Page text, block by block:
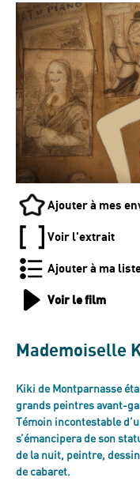
Ajouter à mes
Voir l'extrait
Ajouter à ma
Voir le film
Mademoiselle
Kiki de Montparnasse
grands peintres avant-
Témoin incontestable
s’émancipera de son
de la nuit, peintre,
de cabaret.